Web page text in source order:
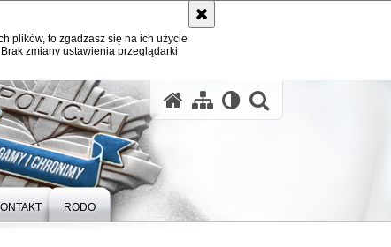
plików, to zgadzasz się na ich użycie
zmiany ustawienia przeglądarki
RODO